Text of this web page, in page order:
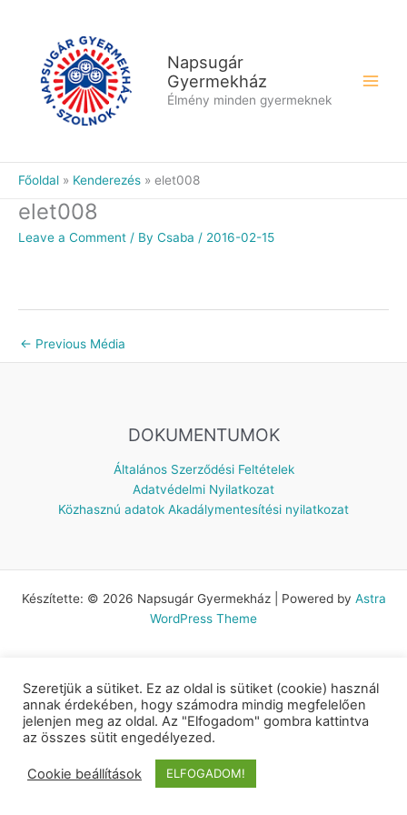
Napsugár
Gyermekház
Élmény minden gyermeknek
Főoldal Kenderezés elet008
elet008
Leave a Comment / By Csaba / 2016-02-15
← Previous Média
DOKUMENTUMOK
Általános Szerződési Feltételek
Adatvédelmi Nyilatkozat
Közhasznú adatok Akadálymentesítési nyilatkozat
Készítette: © 2026 Napsugár Gyermekház | Powered by Astra
WordPress Theme
Szeretjük a sütiket. Ez az oldal is sütiket (cookie) használ
annak érdekében, hogy számodra mindig megfelelően
jelenjen meg az oldal. Az "Elfogadom" gombra kattintva
az összes sütit engedélyezed.
Cookie beállítások ELFOGADOM!